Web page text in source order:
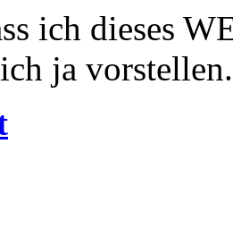
ich dieses
ja